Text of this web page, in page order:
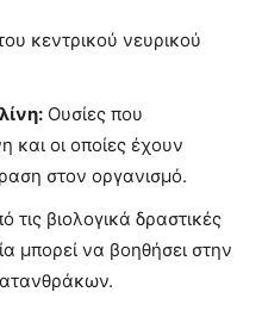
κεντρικού νευρικού
Ουσίες που
και οι οποίες έχουν
στον οργανισμό.
τις βιολογικά δραστικές
μπορεί να βοηθήσει στην